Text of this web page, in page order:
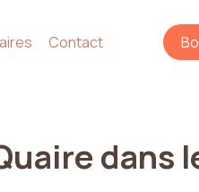
Contact
dans